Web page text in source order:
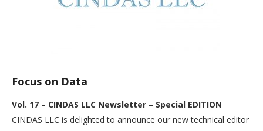
Focus on Data
Vol. 17 – CINDAS LLC Newsletter – Special EDITION
CINDAS LLC is delighted to announce our new technical editor